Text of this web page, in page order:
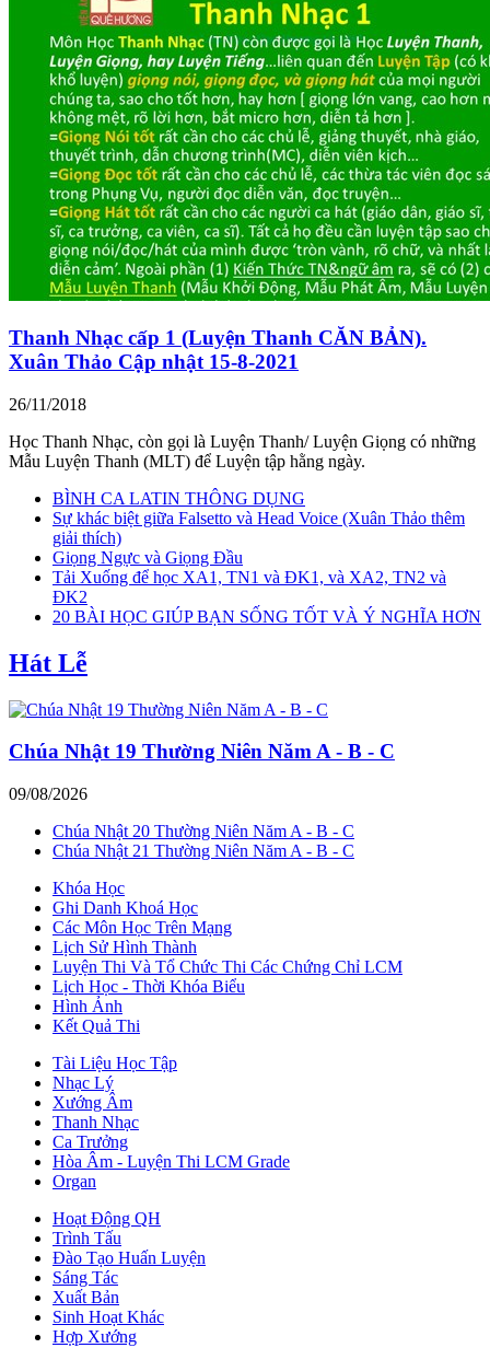
Thanh Nhạc cấp 1 (Luyện Thanh CĂN BẢN).
Xuân Thảo Cập nhật 15-8-2021
26/11/2018
Học Thanh Nhạc, còn gọi là Luyện Thanh/ Luyện Giọng có những
Mẫu Luyện Thanh (MLT) để Luyện tập hằng ngày.
BÌNH CA LATIN THÔNG DỤNG
Sự khác biệt giữa Falsetto và Head Voice (Xuân Thảo thêm
giải thích)
Giọng Ngực và Giọng Đầu
Tải Xuống để học XA1, TN1 và ĐK1, và XA2, TN2 và
ĐK2
20 BÀI HỌC GIÚP BẠN SỐNG TỐT VÀ Ý NGHĨA HƠN
Hát Lễ
Chúa Nhật 19 Thường Niên Năm A - B - C
09/08/2026
Chúa Nhật 20 Thường Niên Năm A - B - C
Chúa Nhật 21 Thường Niên Năm A - B - C
Khóa Học
Ghi Danh Khoá Học
Các Môn Học Trên Mạng
Lịch Sử Hình Thành
Luyện Thi Và Tổ Chức Thi Các Chứng Chỉ LCM
Lịch Học - Thời Khóa Biểu
Hình Ảnh
Kết Quả Thi
Tài Liệu Học Tập
Nhạc Lý
Xướng Âm
Thanh Nhạc
Ca Trưởng
Hòa Âm - Luyện Thi LCM Grade
Organ
Hoạt Động QH
Trình Tấu
Đào Tạo Huấn Luyện
Sáng Tác
Xuất Bản
Sinh Hoạt Khác
Hợp Xướng